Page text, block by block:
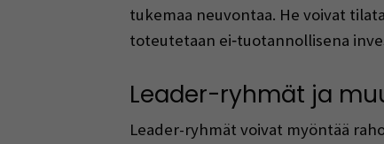
tukemaa neuvontaa. He voivat
toteutetaan ei‑tuotannollisena
Leader-ryhmät ja
Leader-ryhmät voivat myöntää